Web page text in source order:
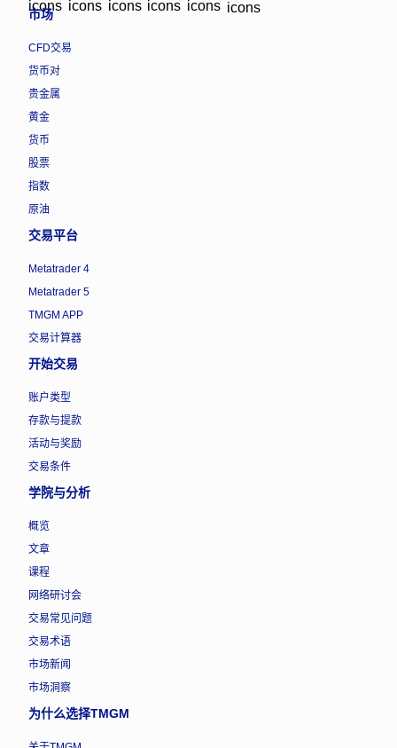
市场
CFD交易
货币对
贵金属
黄金
货币
股票
指数
原油
交易平台
Metatrader 4
Metatrader 5
TMGM APP
交易计算器
开始交易
账户类型
存款与提款
活动与奖励
交易条件
学院与分析
概览
文章
课程
网络研讨会
交易常见问题
交易术语
市场新闻
市场洞察
为什么选择TMGM